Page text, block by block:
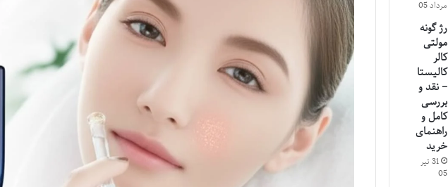
مرداد 05
رژ گونه
مولتی
کالر
کالیستا
– نقد و
بررسی
کامل و
راهنمای
خرید
31 تیر
05